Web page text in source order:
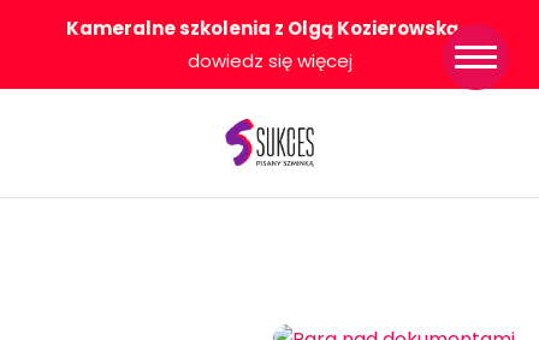
Kameralne szkolenia z Olgą Kozierowską-
dowiedz się więcej
Strona główna
Konkurs Sukces